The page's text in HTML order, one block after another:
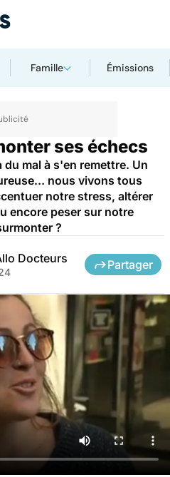
Famille Émissions
ses échecs
mal à s'en remettre. Un
nous vivons tous
notre stress, altérer
encore peser sur notre
?
Docteurs Partager